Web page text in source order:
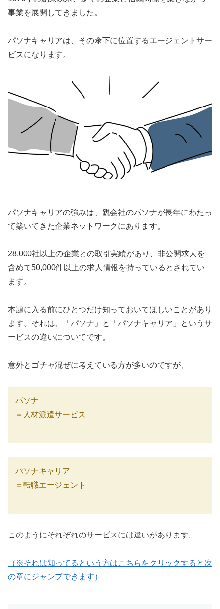
事業を展開してきました。
パソナキャリアは、その傘下に位置するエージェントサー
ビスになります。
パソナキャリアの強みは、親会社のパソナが長年にわたっ
て築いてきた企業ネットワークにあります。
28,000社以上の企業との取引実績があり、非公開求人を
含めて50,000件以上の求人情報を持っているとされてい
ます。
本題に入る前にひとつだけ知っておいてほしいことがあり
ます。それは、「パソナ」と「パソナキャリア」というサ
ービスの違いについてです。
意外とゴチャ混ぜに考えている方が多いのですが、
パソナ
＝人材派遣サービス
パソナキャリア
＝転職エージェント
このようにそれぞれのサービスには違いがあります。
（※それは知ってるという方はこちらをクリックすると次
の章にジャンプできます）